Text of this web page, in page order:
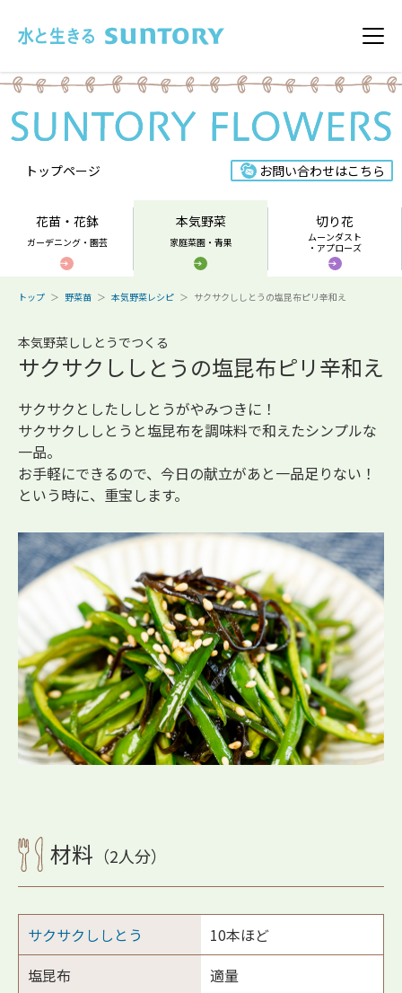
メ
トップページ お問い合わせはこちら
花苗・花鉢
ガーデニング・園芸
本気野菜
家庭菜園・青果
切り花
ムーンダスト
・アプローズ
トップ 野菜苗 本気野菜レシピ サクサクししとうの塩昆布ピリ辛和え
本気野菜ししとうでつくる
サクサクししとうの塩昆布ピリ辛和え
サクサクとしたししとうがやみつきに！
サクサクししとうと塩昆布を調味料で和えたシンプルな
一品。
お手軽にできるので、今日の献立があと一品足りない！
という時に、重宝します。
材料 （2人分）
サクサクししとう
10本ほど
塩昆布
適量